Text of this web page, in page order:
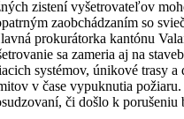
zistení vyšetrovateľov
zaobchádzaním so
prokurátorka kantónu
sa zameria aj na
systémov, únikové trasy a
v čase vypuknutia
či došlo k porušeniu